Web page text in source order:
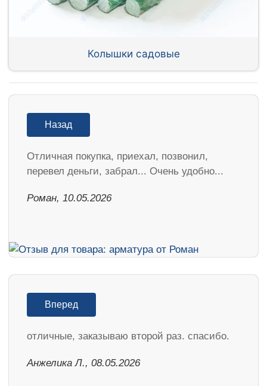
Колышки садовые
Назад
Отличная покупка, приехал, позвонил,
перевел деньги, забрал... Очень удобно...
Роман, 10.05.2026
Вперед
отличные, заказываю второй раз. спасибо.
Анжелика Л., 08.05.2026